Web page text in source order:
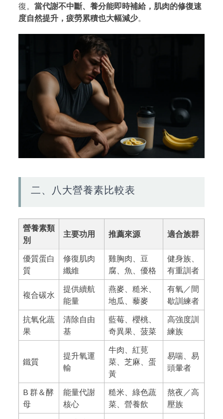
復。 當代謝不中斷、養分能即時補給，肌肉的修復速
度自然提升，疲勞累積也大幅減少。
二、八大營養素比較表
營養素類
別
主要功用 推薦來源 適合族群
優質蛋白
質
修復肌肉
纖維
雞胸肉、豆
腐、魚、優格
健身族、
有重訓者
複合碳水
提供續航
能量
燕麥、糙米、
地瓜、藜麥
有氧／間
歇訓練者
抗氧化蔬
果
清除自由
基
藍莓、櫻桃、
奇異果、菠菜
高強度訓
練族
鐵質
提升氧運
輸
牛肉、紅莧
菜、芝麻、蛋
黃
易喘、易
頭暈者
B 群＆酵
母
能量代謝
核心
糙米、綠色蔬
菜、營養飲
熬夜／高
壓族